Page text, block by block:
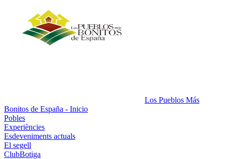
Los Pueblos Más
Bonitos de España - Inicio
Pobles
Experiències
Esdeveniments actuals
El segell
ClubBotiga